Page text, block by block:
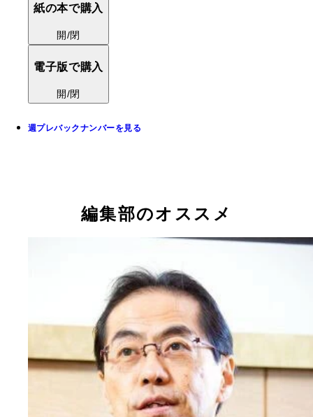
紙の本で購入
開/閉
電子版で購入
開/閉
週プレバックナンバーを見る
編集部のオススメ